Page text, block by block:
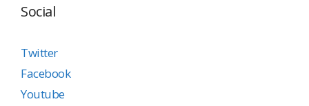
Social
Twitter
Facebook
Youtube